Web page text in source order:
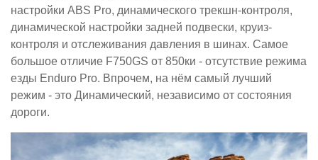
настройки ABS Pro, динамического трекшн-контроля,
динамической настройки задней подвески, круиз-
контроля и отслеживания давления в шинах. Самое
большое отличие F750GS от 850ки - отсутствие режима
езды Enduro Pro. Впрочем, на нём самый лучший
режим - это Динамический, независимо от состояния
дороги.